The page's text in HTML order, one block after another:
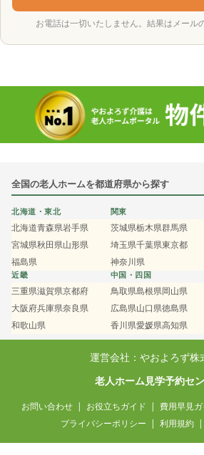
お電話は一切いたしません。結果はメール
全国の老人ホームを都道府県から探す
北海道・東北
北海道青森県岩手県
宮城県秋田県山形県
福島県
関東
茨城県栃木県群馬県
埼玉県千葉県東京都
神奈川県
近畿
三重県滋賀県京都府
大阪府兵庫県奈良県
和歌山県
中国・四国
鳥取県島根県岡山県
広島県山口県徳島県
香川県愛媛県高知県
運営会社：やおよろず株
老人ホーム見学予約セ
お問い合わせ お役立ちガイド 費用早見
プライバシーポリシー
利用規約